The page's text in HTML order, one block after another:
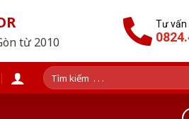
từ 2010
Tư vấn
Tìm
kiếm: